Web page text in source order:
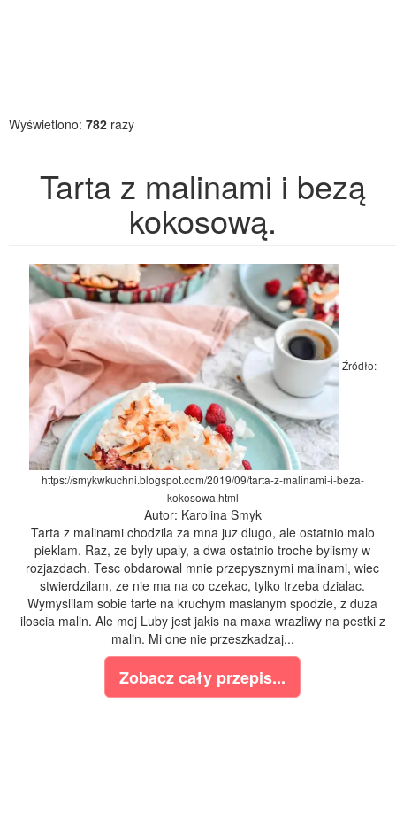
Wyświetlono: 782 razy
Tarta z malinami i bezą
kokosową.
Źródło:
https://smykwkuchni.blogspot.com/2019/09/tarta-z-malinami-i-beza-
kokosowa.html
Autor: Karolina Smyk
Tarta z malinami chodzila za mna juz dlugo, ale ostatnio malo
pieklam. Raz, ze byly upaly, a dwa ostatnio troche bylismy w
rozjazdach. Tesc obdarowal mnie przepysznymi malinami, wiec
stwierdzilam, ze nie ma na co czekac, tylko trzeba dzialac.
Wymyslilam sobie tarte na kruchym maslanym spodzie, z duza
iloscia malin. Ale moj Luby jest jakis na maxa wrazliwy na pestki z
malin. Mi one nie przeszkadzaj...
Zobacz cały przepis...